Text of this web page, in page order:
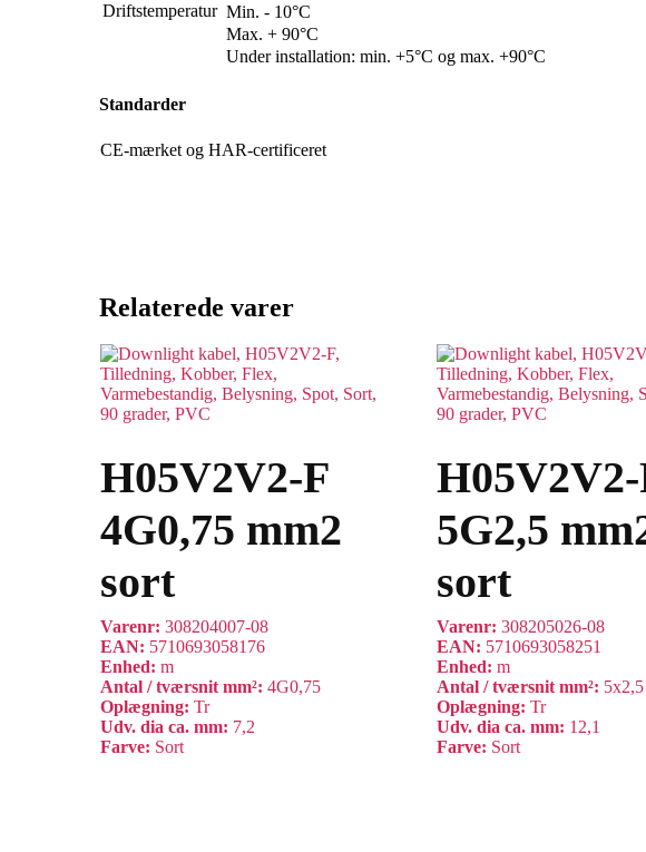
Driftstemperatur Min. - 10°C
Max. + 90°C
Under installation: min. +5°C og max. +90°C
Standarder
CE-mærket og HAR-certificeret
Relaterede varer
H05V2V2-F
4G0,75 mm2
sort
Varenr: 308204007-08
EAN: 5710693058176
Enhed: m
Antal / tværsnit mm²: 4G0,75
Oplægning: Tr
Udv. dia ca. mm: 7,2
Farve: Sort
5G2,5
sort
Varenr:308205026-08
EAN: 5710693058251
Enhed:m
Antal / tværsnit mm²: 5x2,5
Oplægning:Tr
Udv. dia ca. mm: 12,1
Farve: Sort